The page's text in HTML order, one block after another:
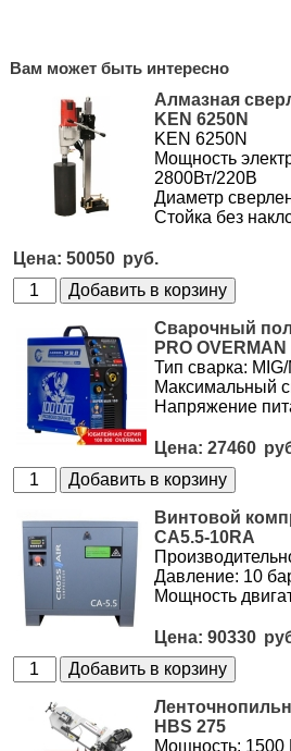
Вам может быть интересно
Алмазная
KEN 6250N
KEN 6250N
Мощность
2800Вт/220В
Диаметр
Стойка без
50050
Сварочный
PRO OVERMAN
Тип сварка:
Максимальный
Напряжение
27460
Винтовой
CA5.5-10RA
Давление: 10
Мощность
90330
HBS 275
Мощность: 1500